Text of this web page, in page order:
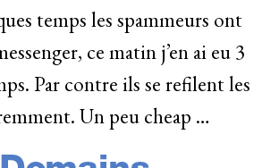
temps les spammeurs ont
ce matin j’en ai eu 3
Par contre ils se refilent les
Un peu cheap …